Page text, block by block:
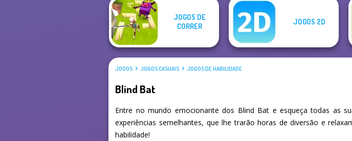
JOGOS DE
CORRER
JOGOS 2D
JOGOS JOGOS CASUAIS JOGOS DE HABILIDADE
Blind Bat
Entre no mundo emocionante dos Blind Bat e esqueça todas as
experiências semelhantes, que lhe trarão horas de diversão e
habilidade!